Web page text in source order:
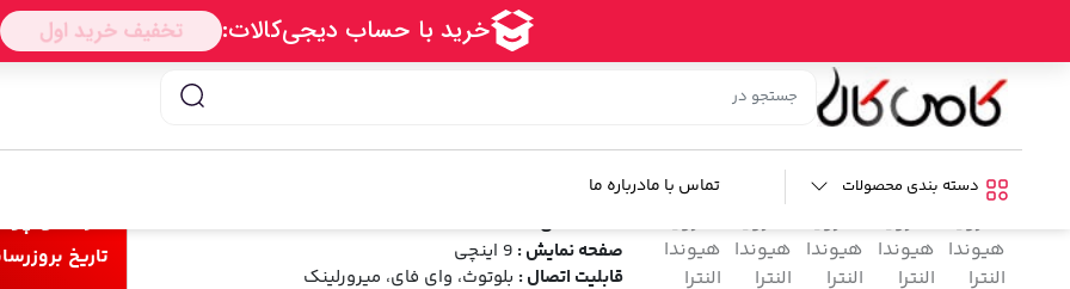
دسته بندی محصولات تماس با مادرباره ما
مانیتور اندروید 9 اینچی / مانیتور اندروید هیوندا النترا 2014 و 2015
مشخصات فنی
صفحه نمایش : 9 اینچی
قابلیت اتصال : بلوتوث، وای فای، میرورلینک
تاریخ بروزرسانی